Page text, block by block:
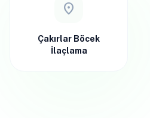
location_on
Çakırlar Böcek
İlaçlama